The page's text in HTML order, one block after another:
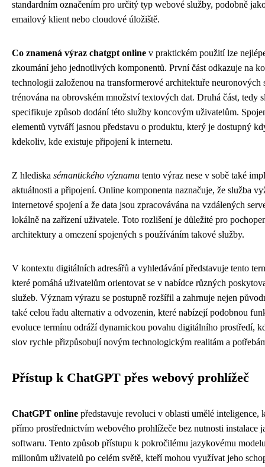
standardním označením pro určitý typ webové služby, podobně
emailový klient nebo cloudové úložiště.
Co znamená výraz chatgpt online v praktickém použití lze
zkoumání jeho jednotlivých komponentů. První část odkazuje na
technologii založenou na transformerové architektuře neuronových
trénována na obrovském množství textových dat. Druhá část, tedy
specifikuje způsob dodání této služby koncovým uživatelům.
elementů vytváří jasnou představu o produktu, který je dostupný
kdekoliv, kde existuje připojení k internetu.
Z hlediska sémantického významu tento výraz nese v sobě také
aktuálnosti a připojení. Online komponenta naznačuje, že služba
internetové spojení a že data jsou zpracovávána na vzdálených
lokálně na zařízení uživatele. Toto rozlišení je důležité pro
architektury a omezení spojených s používáním takové služby.
V kontextu digitálních adresářů a vyhledávání představuje tento
které pomáhá uživatelům orientovat se v nabídce různých
služeb. Význam výrazu se postupně rozšířil a zahrnuje nejen
také celou řadu alternativ a odvozenin, které nabízejí podobnou
evoluce termínu odráží dynamickou povahu digitálního prostředí,
slov rychle přizpůsobují novým technologickým realitám a
Přístup k ChatGPT přes webový prohlížeč
ChatGPT online představuje revoluci v oblasti umělé inteligence,
přímo prostřednictvím webového prohlížeče bez nutnosti instalace
softwaru. Tento způsob přístupu k pokročilému jazykovému
milionům uživatelů po celém světě, kteří mohou využívat jeho